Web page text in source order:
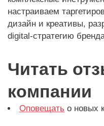
настраиваем
дизайн и креативы,
digital-стратегию
Читать
компании
Оповещать о новых